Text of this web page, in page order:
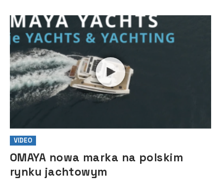
VIDEO
OMAYA nowa marka na polskim
rynku jachtowym